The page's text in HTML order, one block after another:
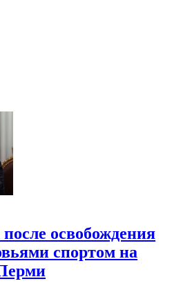
освобождения
спортом на